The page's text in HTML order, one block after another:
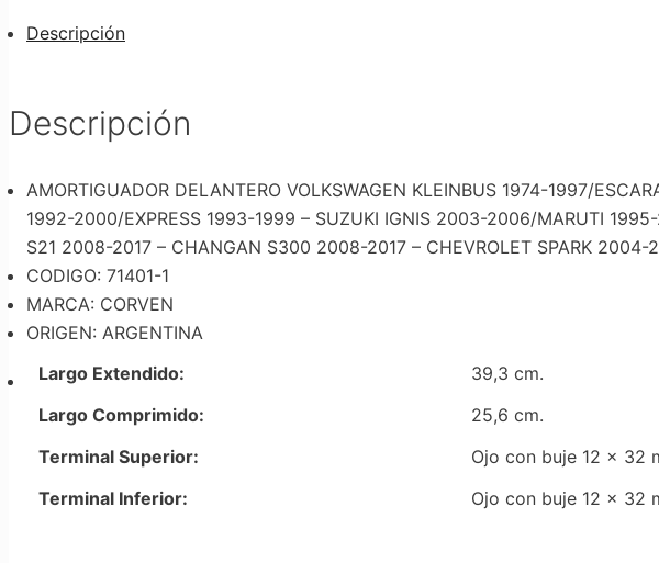
Descripción
Descripción
AMORTIGUADOR DELANTERO VOLKSWAGEN KLEINBUS 1974-1997/
1992-2000/EXPRESS 1993-1999 – SUZUKI IGNIS 2003-2006/MARUTI
S21 2008-2017 – CHANGAN S300 2008-2017 – CHEVROLET SPARK 2004-
CODIGO: 71401-1
MARCA: CORVEN
ORIGEN: ARGENTINA
Largo Extendido:
39,3 cm.
Largo Comprimido:
25,6 cm.
Terminal Superior:
Ojo con buje 12 x 32
Terminal Inferior:
Ojo con buje 12 x 32